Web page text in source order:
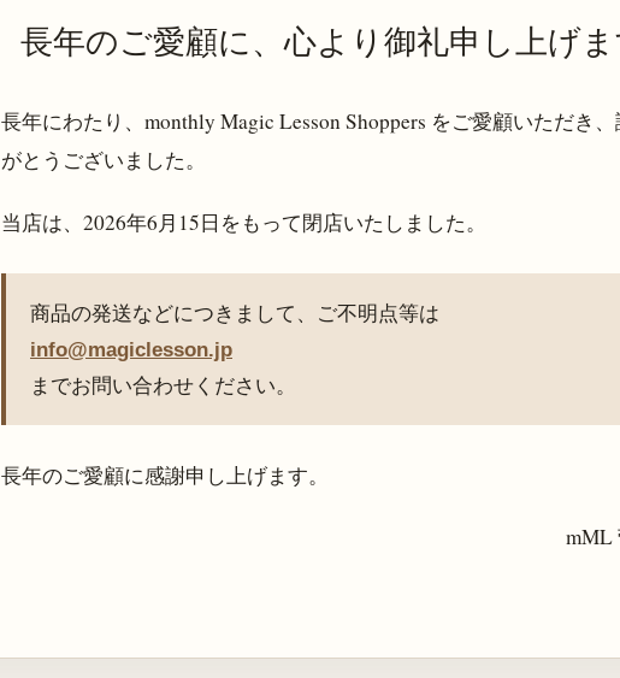
長年のご愛顧に、心より御礼申し上げ
長年にわたり、monthly Magic Lesson Shoppers をご愛顧いただき
がとうございました。
当店は、 2026年6月15日 をもって閉店いたしました。
商品の発送などにつきまして、ご不明点等は
info@magiclesson.jp
までお問い合わせください。
長年のご愛顧に感謝申し上げます。
mML